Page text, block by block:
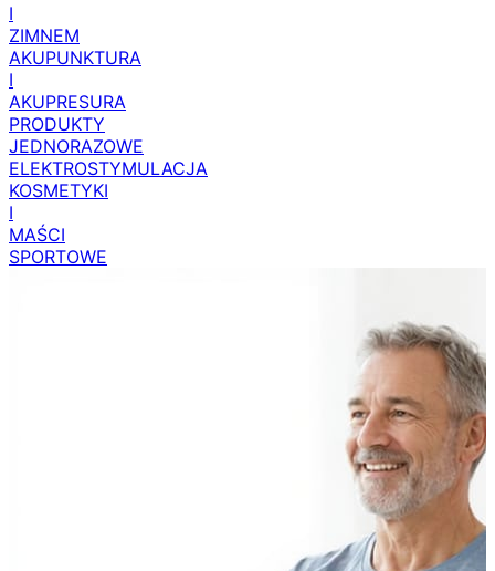
I
ZIMNEM
AKUPUNKTURA
I
AKUPRESURA
PRODUKTY
JEDNORAZOWE
ELEKTROSTYMULACJA
KOSMETYKI
I
MAŚCI
SPORTOWE